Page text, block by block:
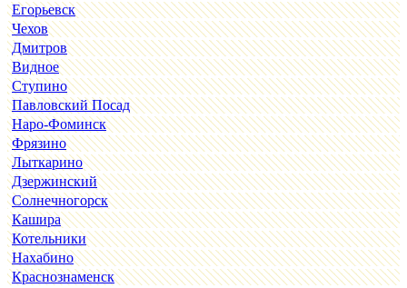
Егорьевск
Чехов
Дмитров
Видное
Ступино
Павловский Посад
Наро-Фоминск
Фрязино
Лыткарино
Дзержинский
Солнечногорск
Кашира
Котельники
Нахабино
Краснознаменск